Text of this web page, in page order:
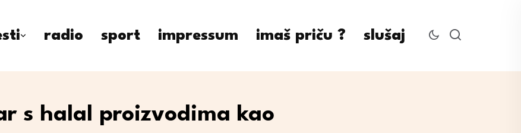
radio sport impressum imaš priču ? slušaj
s halal proizvodima kao